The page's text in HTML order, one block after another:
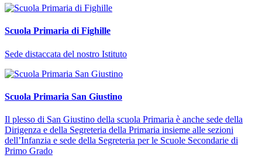
Scuola Primaria di Fighille
Sede distaccata del nostro Istituto
Scuola Primaria San Giustino
Il plesso di San Giustino della scuola Primaria è anche sede della
Dirigenza e della Segreteria della Primaria insieme alle sezioni
dell’Infanzia e sede della Segreteria per le Scuole Secondarie di
Primo Grado